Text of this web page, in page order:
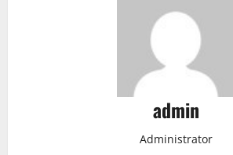
admin
Administrator